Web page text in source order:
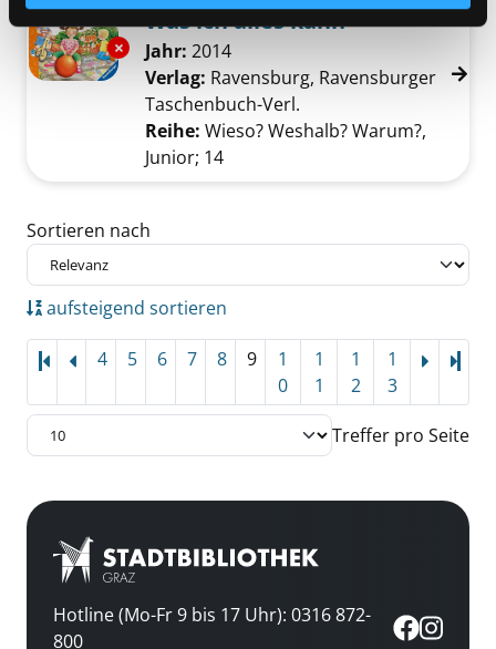
Exemplar-Details von Was ich alles kann
Was ich alles kann
Suche nach diesem Verfasser
Jahr: 2014
Verlag: Ravensburg, Ravensburger
Taschenbuch-Verl.
Reihe: Wieso? Weshalb? Warum?,
Junior; 14
Zu den Suchfiltern springen
Sortieren nach
aufsteigend sortieren
4 5 6 7 8 9
1
0
1
1
1
2
1
3
Treffer pro Seite
Hotline (Mo-Fr 9 bis 17 Uhr): 0316 872-
800